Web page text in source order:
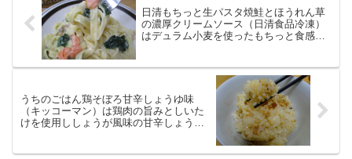
日清もちっと生パスタ焼鮭とほうれん草
の濃厚クリームソース（日清食品冷凍）
はデュラム小麦を使ったもちっと食感で
うちのごはん鶏そぼろ甘辛しょうゆ味
（キッコーマン）は鶏肉の旨みとしいた
けを使用ししょうが風味の甘辛しょうゆ